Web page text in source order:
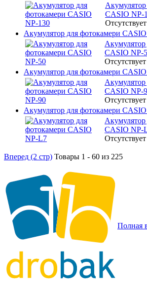
CASIO NP-
Отсутствует
Акумулятор для фотокамери
CASIO NP-
Отсутствует
Акумулятор для фотокамери
CASIO NP-
Отсутствует
Акумулятор для фотокамери
CASIO NP-
Отсутствует
Вперед (2 стр) Товары 1 - 60 из 225
Полная